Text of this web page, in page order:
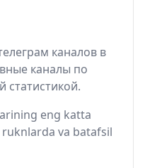
каналов в
каналы по
статистикой.
eng katta
va batafsil